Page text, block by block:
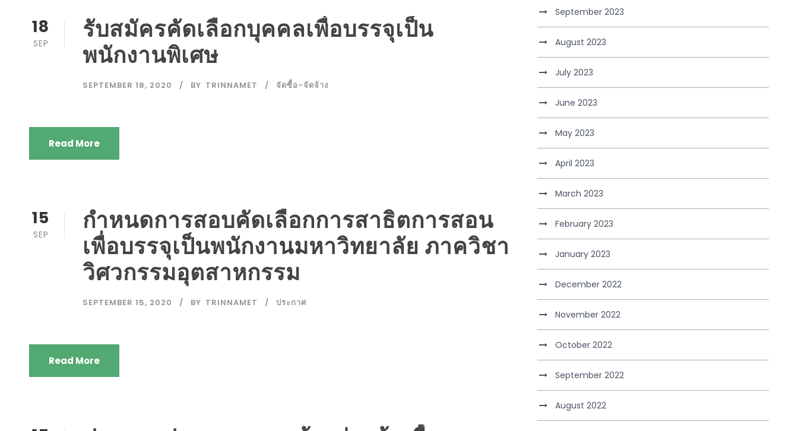
18
SEP
รับสมัครคัดเลือกบุคคลเพื่อบรรจุเป็น
พนักงานพิเศษ
SEPTEMBER 18, 2020 BY TRINNAMET จัดซื้อ-จัดจ้าง
Read More
15
SEP
กำหนดการสอบคัดเลือกการสาธิตการสอน
เพื่อบรรจุเป็นพนักงานมหาวิทยาลัย ภาควิชา
วิศวกรรมอุตสาหกรรม
SEPTEMBER 15, 2020 BY TRINNAMET ประกาศ
Read More
September 2023
August 2023
July 2023
June 2023
May 2023
April 2023
March 2023
February 2023
January 2023
December 2022
November 2022
October 2022
September 2022
August 2022